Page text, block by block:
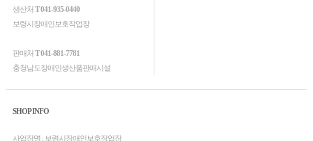
생산처 T 041-935-0440
보령시장애인보호작업장
판매처 T 041-881-7781
충청남도장애인생산품판매시설
SHOP INFO
사업장명 : 보령시장애인보호작업장